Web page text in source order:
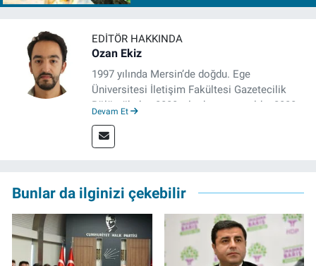
EDITÖR HAKKINDA
Ozan Ekiz
1997 yılında Mersin’de doğdu. Ege
Üniversitesi İletişim Fakültesi Gazetecilik
Bölümü’nden 2020 yılında mezun oldu. 2020
editörü, muhabir, rejisör olarak çalıştı.
Meslek hayatına İzmir’de başlayan gazeteci,
Devam Et
Bunlar da ilginizi çekebilir